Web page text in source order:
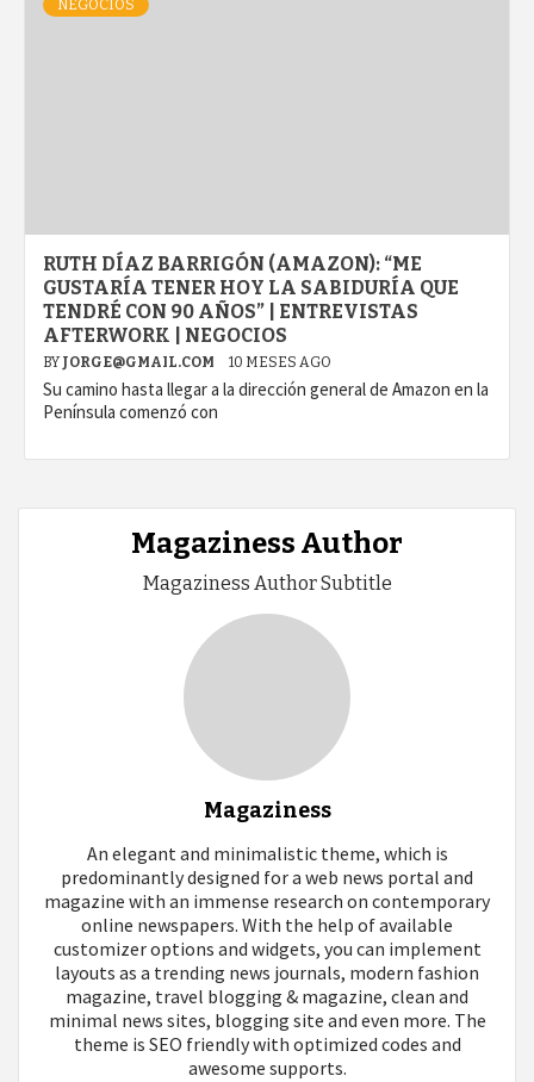
NEGOCIOS
RUTH DÍAZ BARRIGÓN (AMAZON): “ME
GUSTARÍA TENER HOY LA SABIDURÍA QUE
TENDRÉ CON 90 AÑOS” | ENTREVISTAS
AFTERWORK | NEGOCIOS
BY JORGE@GMAIL.COM 10 MESES AGO
Su camino hasta llegar a la dirección general de Amazon en la
Península comenzó con
Magaziness Author
Magaziness Author Subtitle
Magaziness
An elegant and minimalistic theme, which is
predominantly designed for a web news portal and
magazine with an immense research on contemporary
online newspapers. With the help of available
customizer options and widgets, you can implement
layouts as a trending news journals, modern fashion
magazine, travel blogging & magazine, clean and
minimal news sites, blogging site and even more. The
theme is SEO friendly with optimized codes and
awesome supports.